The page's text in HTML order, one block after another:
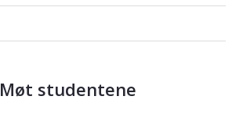
Møt studentene